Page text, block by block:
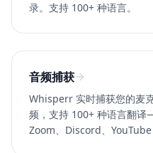
录。支持 100+ 种语言。
音频捕获
Whisperr 实时捕获您的麦
频，支持 100+ 种语言翻译
Zoom、Discord、YouTube